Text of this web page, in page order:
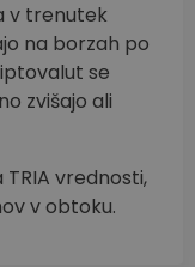
v trenutek
na borzah po
se
zvišajo ali
vrednosti,
v obtoku.